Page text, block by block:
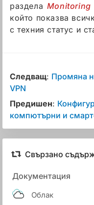
раздела Monitoring
който показва
с техния статус и
Следващ: Промяна
VPN
Предишен:
компютърни и
Свързано
Документация
Облак